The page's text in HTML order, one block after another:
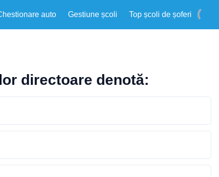
auto Gestiune școli Top școli de șoferi
directoare denotă: